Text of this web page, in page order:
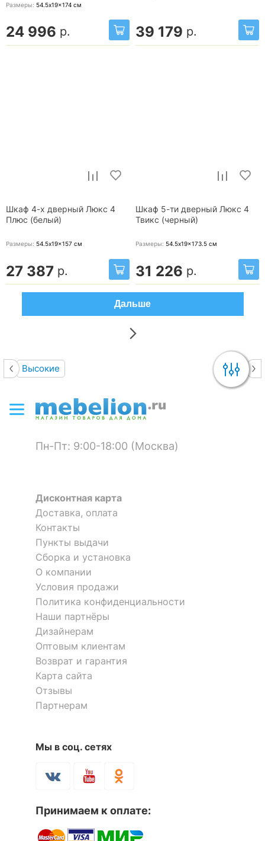
Размеры: 54.5x19x174 см
24 996 р. 39 179 р.
Шкаф 4-х дверный Люкс 4
Плюс (белый)
Размеры: 54.5x19x157 см
27 387 р.
Шкаф 5-ти дверный Люкс 4
Твикс (черный)
Размеры: 54.5x19x173.5 см
31 226 р.
Дальше
Высокие
Пн-Пт: 9:00-18:00 (Москва)
Дисконтная карта
Доставка, оплата
Контакты
Пункты выдачи
Сборка и установка
О компании
Условия продажи
Политика конфиденциальности
Наши партнёры
Дизайнерам
Оптовым клиентам
Возврат и гарантия
Карта сайта
Отзывы
Партнерам
Мы в соц. сетях
Принимаем к оплате: